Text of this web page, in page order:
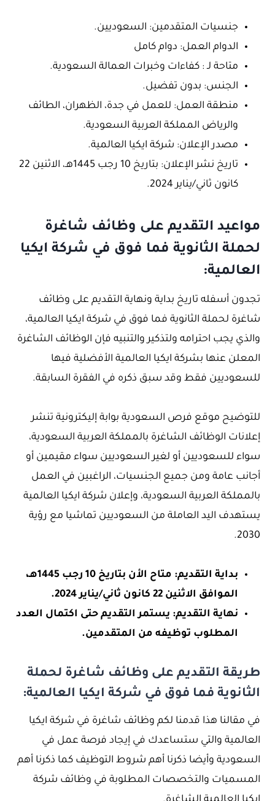
جنسيات المتقدمين: السعوديين.
الدوام العمل: دوام كامل
متاحة لـ : كفاءات وخبرات العمالة السعودية.
الجنس: بدون تفضيل.
منطقة العمل: للعمل في جدة، الظهران، الطائف
والرياض المملكة العربية السعودية.
مصدر الإعلان: شركة ايكيا العالمية.
تاريخ نشر الإعلان: بتاريخ 10 رجب 1445هـ، الاثنين 22
كانون ثاني/يناير 2024.
مواعيد التقديم على وظائف شاغرة
لحملة الثانوية فما فوق في شركة ايكيا
العالمية:
تجدون أسفله تاريخ بداية ونهاية التقديم على وظائف
شاغرة لحملة الثانوية فما فوق في شركة ايكيا العالمية،
والذي يجب احترامه ولتذكير والتنبيه فإن الوظائف الشاغرة
المعلن عنها بشركة ايكيا العالمية الأفضلية فيها
للسعوديين فقط وقد سبق ذكره في الفقرة السابقة.
للتوضيح موقع فرص السعودية بوابة إليكترونية تنشر
إعلانات الوظائف الشاغرة بالمملكة العربية السعودية،
سواء للسعوديين أو لغير السعوديين سواء مقيمين أو
أجانب عامة ومن جميع الجنسيات، الراغبين في العمل
بالمملكة العربية السعودية، وإعلان شركة ايكيا العالمية
يستهدف اليد العاملة من السعوديين تماشيا مع رؤية
2030.
بداية التقديم: متاح الأن بتاريخ 10 رجب 1445هـ،
الموافق الاثنين 22 كانون ثاني/يناير 2024.
نهاية التقديم: يستمر التقديم حتى اكتمال العدد
المطلوب توظيفه من المتقدمين.
طريقة التقديم على وظائف شاغرة لحملة
الثانوية فما فوق في شركة ايكيا العالمية:
في مقالنا هذا قدمنا لكم وظائف شاغرة في شركة ايكيا
العالمية والتي ستساعدك في إيجاد فرصة عمل في
السعودية وأيضا ذكرنا أهم شروط التوظيف كما ذكرنا أهم
المسميات والتخصصات المطلوبة في وظائف شركة